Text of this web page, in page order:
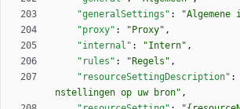
"generalSettings" :
"proxy" : "Proxy" ,
"internal" : "Intern" ,
"rules" : "Regels" ,
"resourceSettingDescription" :
nstellingen op uw bron" ,